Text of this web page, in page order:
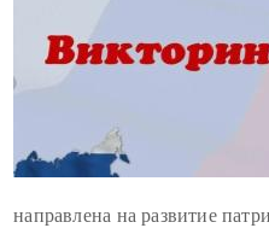
направлена на развитие